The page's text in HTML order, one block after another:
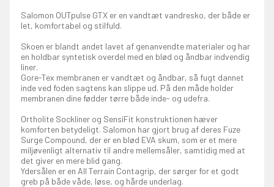
Salomon OUTpulse GTX er en vandtæt vandresko, der både er
let, komfortabel og stilfuld.
Skoen er blandt andet lavet af genanvendte materialer og har
en holdbar syntetisk overdel med en blød og åndbar indvendig
liner.
Gore-Tex membranen er vandtæt og åndbar, så fugt dannet
inde ved foden sagtens kan slippe ud. På den måde holder
membranen dine fødder tørre både inde- og udefra.
Ortholite Sockliner og SensiFit konstruktionen hæver
komforten betydeligt. Salomon har gjort brug af deres Fuze
Surge Compound, der er en blød EVA skum, som er et mere
miljøvenligt alternativ til andre mellemsåler, samtidig med at
det giver en mere blid gang.
Ydersålen er en All Terrain Contagrip, der sørger for et godt
greb på både våde, løse, og hårde underlag.